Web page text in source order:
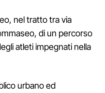
nel tratto tra via
di un percorso
atleti impegnati nella
urbano ed